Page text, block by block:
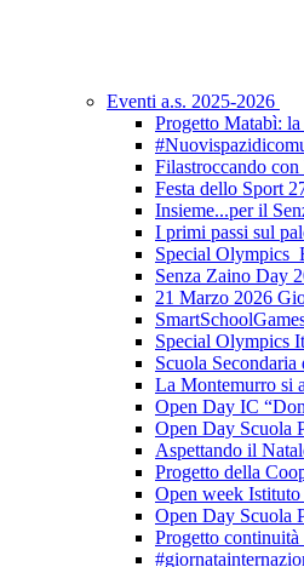
Eventi a.s. 2025-2026
Progetto Matabì:
Filastroccando
Festa dello Sport
Insieme...per il
I primi passi sul
Special Olympics
Senza Zaino Day
21 Marzo 2026
Special Olympics
Scuola
La Montemurro si
Open Day IC
Open Day Scuola
Aspettando il
Progetto della
Open week
Open Day Scuola
Progetto